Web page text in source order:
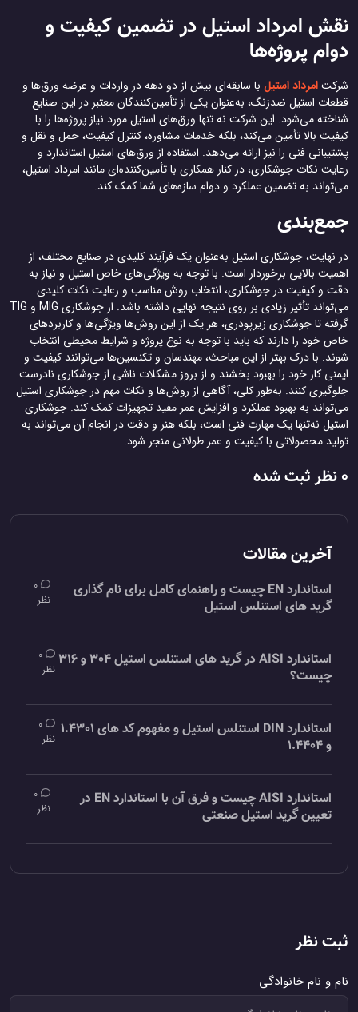
نقش امرداد استیل در تضمین کیفیت و
دوام پروژه‌ها
شرکتامرداد استیل با سابقه‌ای بیش از دو دهه در واردات و عرضه ورق‌ها و
قطعات استیل ضدزنگ، به‌عنوان یکی از تأمین‌کنندگان معتبر در این صنایع
شناخته می‌شود. این شرکت نه تنها ورق‌های استیل مورد نیاز پروژه‌ها را با
کیفیت بالا تأمین می‌کند، بلکه خدمات مشاوره، کنترل کیفیت، حمل و نقل و
پشتیبانی فنی را نیز ارائه می‌دهد. استفاده از ورق‌های استیل استاندارد و
رعایت نکات جوشکاری، در کنار همکاری با تأمین‌کننده‌ای مانند امرداد استیل،
می‌تواند به تضمین عملکرد و دوام سازه‌های شما کمک کند.
جمع‌بندی
در نهایت، جوشکاری استیل به‌عنوان یک فرآیند کلیدی در صنایع مختلف، از
اهمیت بالایی برخوردار است. با توجه به ویژگی‌های خاص استیل و نیاز به
دقت و کیفیت در جوشکاری، انتخاب روش مناسب و رعایت نکات کلیدی
می‌تواند تأثیر زیادی بر روی نتیجه نهایی داشته باشد. از جوشکاری MIG و TIG
گرفته تا جوشکاری زیرپودری، هر یک از این روش‌ها ویژگی‌ها و کاربردهای
خاص خود را دارند که باید با توجه به نوع پروژه و شرایط محیطی انتخاب
شوند. با درک بهتر از این مباحث، مهندسان و تکنسین‌ها می‌توانند کیفیت و
ایمنی کار خود را بهبود بخشند و از بروز مشکلات ناشی از جوشکاری نادرست
جلوگیری کنند. به‌طور کلی، آگاهی از روش‌ها و نکات مهم در جوشکاری استیل
می‌تواند به بهبود عملکرد و افزایش عمر مفید تجهیزات کمک کند. جوشکاری
استیل نه‌تنها یک مهارت فنی است، بلکه هنر و دقت در انجام آن می‌تواند به
تولید محصولاتی با کیفیت و عمر طولانی منجر شود.
0 نظر ثبت شده
آخرین مقالات
استاندارد EN چیست و راهنمای کامل برای نام گذاری
گرید های استنلس استیل
0
نظر
استاندارد AISI در گرید های استنلس استیل 304 و 316
چیست؟
0
نظر
استاندارد DIN استنلس استیل و مفهوم کد های 1.4301
و 1.4404
0
نظر
استاندارد AISI چیست و فرق آن با استاندارد EN در
تعیین گرید استیل صنعتی
0
نظر
ثبت نظر
نام و نام خانوادگی